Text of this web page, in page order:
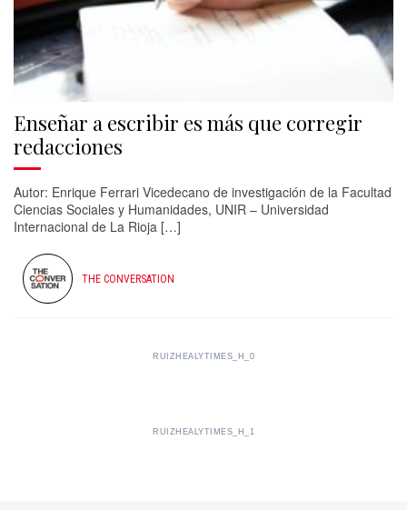
Enseñar a escribir es más que corregir
redacciones
Autor: Enrique Ferrari Vicedecano de investigación de la Facultad
Ciencias Sociales y Humanidades, UNIR – Universidad
Internacional de La Rioja […]
THE CONVERSATION
RUIZHEALYTIMES_H_0
RUIZHEALYTIMES_H_1